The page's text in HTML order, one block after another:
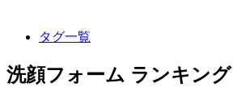
タグ一覧
洗顔フォーム ランキング